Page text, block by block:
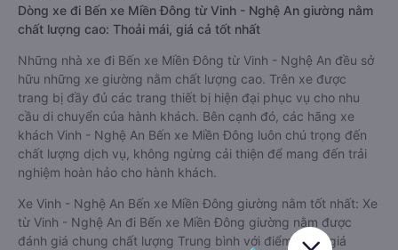
Dòng xe đi Bến xe Miền Đông từ Vinh - Nghệ An giường nằm
chất lượng cao: Thoải mái, giá cả tốt nhất
Những nhà xe đi Bến xe Miền Đông từ Vinh - Nghệ An đều sở
hữu những xe giường nằm chất lượng cao. Trên xe được
trang bị đầy đủ các trang thiết bị hiện đại phục vụ cho nhu
cầu di chuyển của hành khách. Bên cạnh đó, các hãng xe
khách Vinh - Nghệ An Bến xe Miền Đông luôn chú trọng đến
chất lượng dịch vụ, không ngừng cải thiện để mang đến trải
nghiệm hoàn hảo cho hành khách.
Xe Vinh - Nghệ An Bến xe Miền Đông giường nằm tốt nhất: Xe
từ Vinh - Nghệ An đi Bến xe Miền Đông giường nằm được
đánh giá chung chất lượng Trung bình với điểm đánh giá